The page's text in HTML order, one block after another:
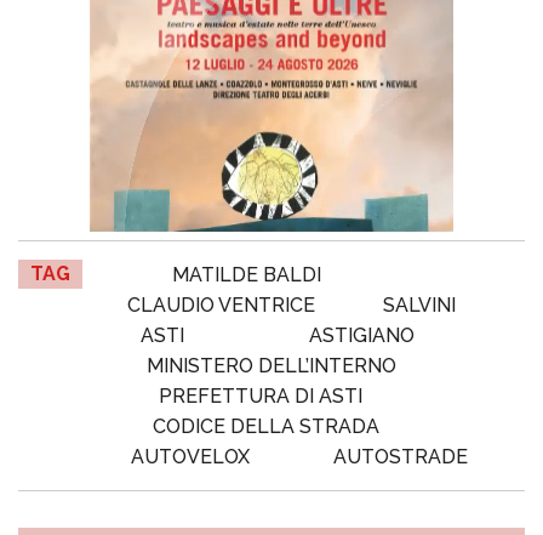
TAG
MATILDE BALDI
CLAUDIO VENTRICE
SALVINI
ASTI
ASTIGIANO
MINISTERO DELL’INTERNO
PREFETTURA DI ASTI
CODICE DELLA STRADA
AUTOVELOX
AUTOSTRADE